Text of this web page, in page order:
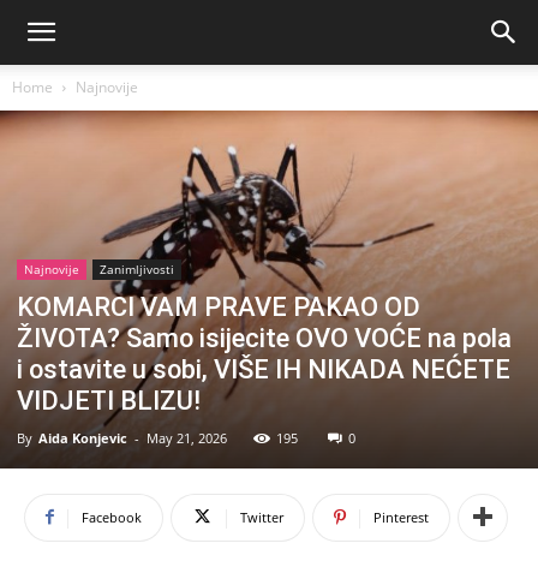
Home Najnovije
Najnovije Zanimljivosti
KOMARCI VAM PRAVE PAKAO OD
ŽIVOTA? Samo isijecite OVO VOĆE na pola
i ostavite u sobi, VIŠE IH NIKADA NEĆETE
VIDJETI BLIZU!
By Aida Konjevic - May 21, 2026 195 0
Facebook Twitter Pinterest